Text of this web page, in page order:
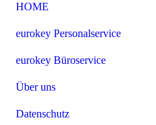
HOME
eurokey Personalservice
eurokey Büroservice
Über uns
Datenschutz